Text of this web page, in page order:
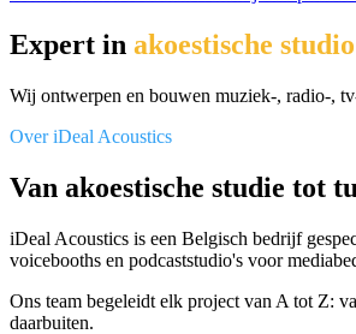
Expert in akoestische
Wij ontwerpen en bouwen muziek-, radio-,
Over iDeal Acoustics
Van akoestische studie tot
iDeal Acoustics is een Belgisch bedrijf
voicebooths en podcaststudio's voor
Ons team begeleidt elk project van A tot Z:
daarbuiten.